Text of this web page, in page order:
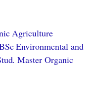
Agriculture
Environmental and
Master Organic